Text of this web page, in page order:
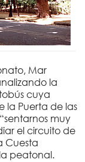
Mar
la
cuya
la Puerta de las
muy
el circuito de
Cuesta
peatonal.